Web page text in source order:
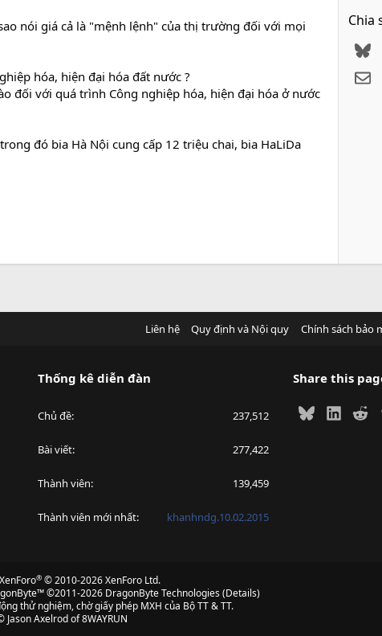
nói giá cả là "mệnh lệnh" của thị trường đối với mọi
hóa, hiện đại hóa đất nước ?
đối với quá trình Công nghiệp hóa, hiện đại hóa ở nước
đó bia Hà Nội cung cấp 12 triệu chai, bia HaLiDa
Chia
Liên hệ Quy định và Nội quy Chính sách bảo
Thống kê diễn đàn
Chủ đề 237,512
Bài viết 277,422
Thành viên 139,459
Thành viên mới nhất khanhndg.10.02.2015
Share this
Bluesky
® © 2010-2026 XenForo Ltd.
©2011-2026 DragonByte Technologies(Details)
thử nghiệm, chờ giấy phép MXH của Bộ TT & TT.
Jason Axelrod of8WAYRUN